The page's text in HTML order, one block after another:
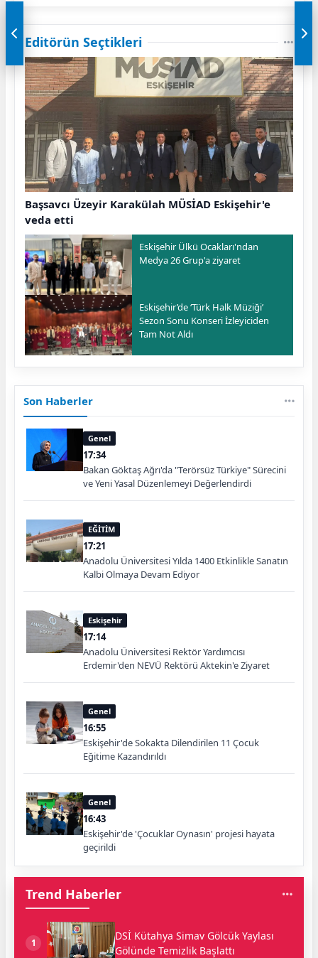
Editörün Seçtikleri
Başsavcı Üzeyir Karakülah MÜSİAD Eskişehir'e
veda etti
Eskişehir Ülkü Ocakları'ndan
Medya 26 Grup'a ziyaret
Eskişehir’de ‘Türk Halk Müziği’
Sezon Sonu Konseri İzleyiciden
Tam Not Aldı
Son Haberler
Genel
17:34
Bakan Göktaş Ağrı'da "Terörsüz Türkiye" Sürecini
ve Yeni Yasal Düzenlemeyi Değerlendirdi
EĞİTİM
17:21
Anadolu Üniversitesi Yılda 1400 Etkinlikle Sanatın
Kalbi Olmaya Devam Ediyor
Eskişehir
17:14
Anadolu Üniversitesi Rektör Yardımcısı
Erdemir'den NEVÜ Rektörü Aktekin'e Ziyaret
Genel
16:55
Eskişehir'de Sokakta Dilendirilen 11 Çocuk
Eğitime Kazandırıldı
Genel
16:43
Eskişehir'de 'Çocuklar Oynasın' projesi hayata
geçirildi
Trend Haberler
1
DSİ Kütahya Simav Gölcük Yaylası
Gölünde Temizlik Başlattı